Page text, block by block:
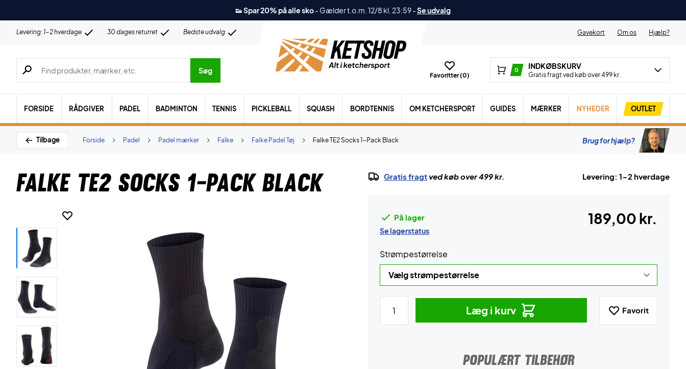
👟 Spar 20% på alle sko- Gælder t.o.m. 12/8 kl. 23:59-Se udvalg
Levering: 1-2 hverdage 30 dages returret Bedste udvalg Gavekort Om os Hjælp?
Søg efter produkter, mærker etc.
Søg
Favoritter (0)
0 INDKØBSKURV
Gratis fragt ved køb over 499 kr.
FORSIDE RÅDGIVER PADEL BADMINTON TENNIS PICKLEBALL SQUASH BORDTENNIS OM KETCHERSPORT GUIDES MÆRKER NYHEDER OUTLET
Tilbage Falke TE2 Socks 1-Pack Black
Falke Padel Tøj
Falke
Padel mærker
Padel
Forside Brug for hjælp?
Falke TE2 Socks 1-Pack Black Gratis fragtved køb over 499 kr. Levering: 1-2 hverdage
På lager
Se lagerstatus
189,00 kr.
Strømpestørrelse
Læg i kurv Favorit
POPULÆRT TILBEHØR